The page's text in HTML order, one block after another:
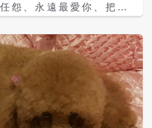
等等不是真的打狗，
輕的不是砸啦，還是讓
「我們有跟飼主商量過
肯呀，如果我們沒入，
不能看到人家一錄（影
，畢竟是私人財產」等
臉書發文寫道，因為毛
怨、永遠最愛你、把你
狗是誰？沒錯，牠就是
類和其他動物友好。牠
陪伴犬。以性格來看黃
幻犬，牠把你當老大，
從，對訓練指令和家規
於食物雖然沒什麼抵抗
，即使口水都流不停
你點頭才會才會狼吞虎